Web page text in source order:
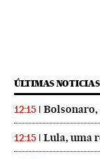
ÚLTIMAS NOTICIAS
12:15 Bolsonaro,
12:15 Lula, uma